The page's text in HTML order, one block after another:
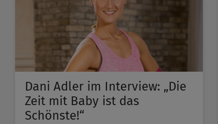
Dani Adler im Interview: „Die
Zeit mit Baby ist das
Schönste!“